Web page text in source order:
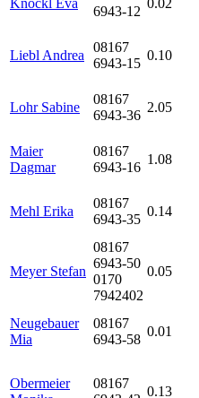
Knöckl Eva
6943-12
0.02
Liebl Andrea
08167
6943-15
0.10
Lohr Sabine
08167
6943-36
2.05
Maier
Dagmar
08167
6943-16
1.08
Mehl Erika
08167
6943-35
0.14
Meyer Stefan
08167
6943-50
0170
7942402
0.05
Neugebauer
Mia
08167
6943-58
0.01
Obermeier
08167
0.13